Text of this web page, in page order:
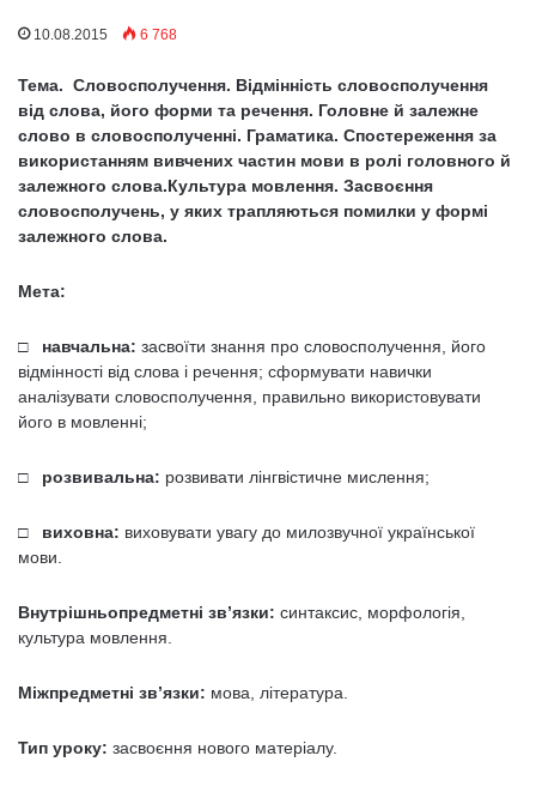
10.08.2015 6 768
Тема. Словосполучення. Відмінність словосполучення
від слова, його форми та речення. Головне й залежне
слово в словосполученні. Граматика. Спостереження за
використанням вивчених частин мови в ролі головного й
залежного слова.Культура мовлення. Засвоєння
словосполучень, у яких трапляються помилки у формі
залежного слова.
Мета:
□ навчальна: засвоїти знання про словосполучення, його
відмінності від слова і речення; сформувати навички
аналізувати словосполучення, правильно використовувати
його в мовленні;
□ розвивальна: розвивати лінгвістичне мислення;
□ виховна: виховувати увагу до милозвучної української
мови.
Внутрішньопредметні зв’язки: синтаксис, морфологія,
культура мов­лення.
Міжпредметні зв’язки: мова, література.
Тип уроку: засвоєння нового матеріалу.